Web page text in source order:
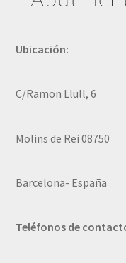
Ubicación:
C/Ramon Llull, 6
Molins de Rei 08750
Barcelona- España
Teléfonos de